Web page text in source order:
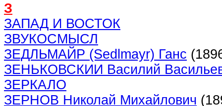
З
ЗАПАД И ВОСТОК
ЗВУКОСМЫСЛ
ЗЕДЛЬМАЙР (Sedlmayr) Ганс
ЗЕНЬКОВСКИИ Василий
ЗЕРКАЛО
ЗЕРНОВ Николай Михайлович